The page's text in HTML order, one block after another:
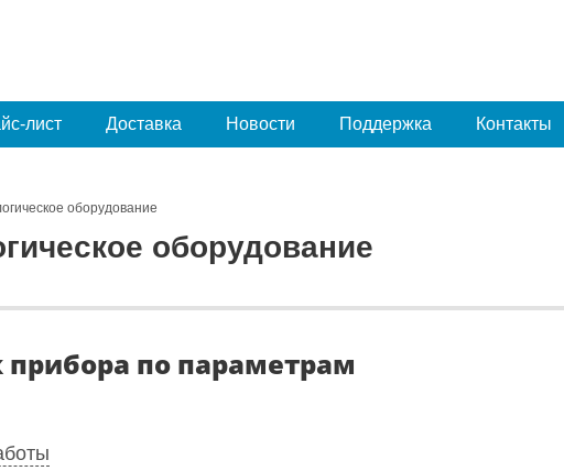
лист Доставка Новости Поддержка Контакты
оборудование
оборудование
прибора по параметрам